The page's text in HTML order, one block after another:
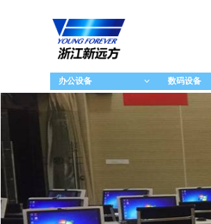
ꀁ
办公设备 数码设备